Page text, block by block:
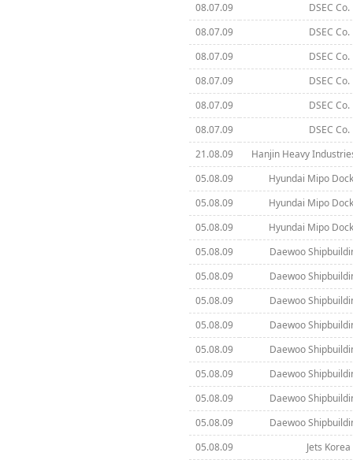
08.07.09
DSEC
08.07.09
DSEC
08.07.09
DSEC
08.07.09
DSEC
08.07.09
DSEC
08.07.09
DSEC
21.08.09
Hanjin Heavy
05.08.09
Hyundai Mipo
05.08.09
Hyundai Mipo
05.08.09
Hyundai Mipo
05.08.09
Daewoo
05.08.09
Daewoo
05.08.09
Daewoo
05.08.09
Daewoo
05.08.09
Daewoo
05.08.09
Daewoo
05.08.09
Daewoo
05.08.09
Daewoo
05.08.09
Jets